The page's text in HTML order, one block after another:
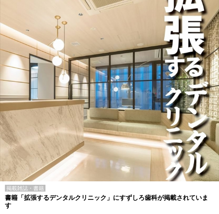
掲載雑誌・書籍
書籍「拡張するデンタルクリニック」にすずしろ歯科が掲載されていま
す